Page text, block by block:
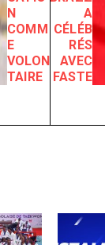
N
COMM
E
VOLON
TAIRE
A
CÉLÉB
RÉS
AVEC
FASTE